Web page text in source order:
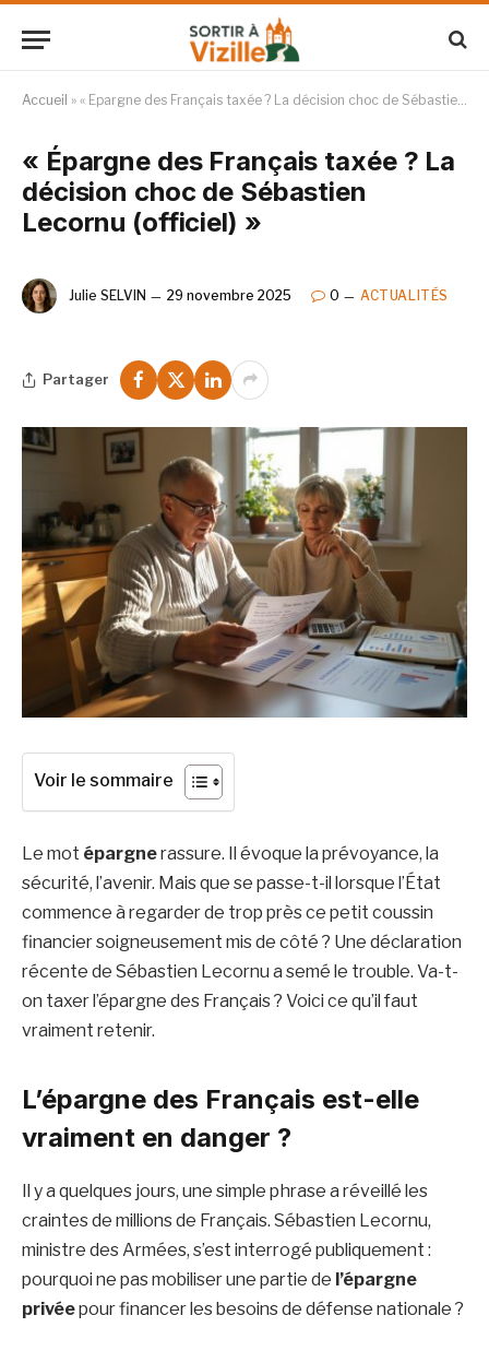
Accueil » « Épargne des Français taxée ? La décision choc de Sébastien Lecornu (officiel) »
« Épargne des Français taxée ? La
décision choc de Sébastien
Lecornu (officiel) »
Julie SELVIN 29 novembre 2025 0 ACTUALITÉS
Partager
Voir le sommaire
Le mot épargnerassure. Il évoque la prévoyance, la
sécurité, l’avenir. Mais que se passe-t-il lorsque l’État
commence à regarder de trop près ce petit coussin
financier soigneusement mis de côté ? Une déclaration
récente de Sébastien Lecornu a semé le trouble. Va-t-
on taxer l’épargne des Français ? Voici ce qu’il faut
vraiment retenir.
L’épargne des Français est-elle
vraiment en danger ?
Il y a quelques jours, une simple phrase a réveillé les
craintes de millions de Français. Sébastien Lecornu,
ministre des Armées, s’est interrogé publiquement :
pourquoi ne pas mobiliser une partie de l’épargne
privéepour financer les besoins de défense nationale ?